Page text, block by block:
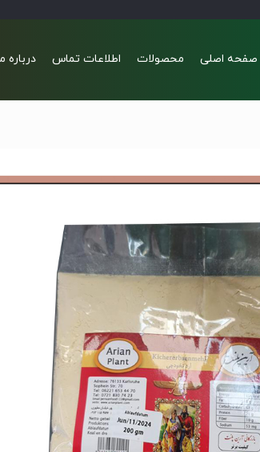
صفحه اصلی محصولات اطلاعات تماس درباره